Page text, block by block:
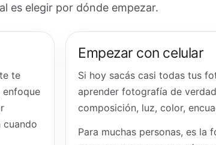
es elegir por dónde empezar.
te
enfoque
cuando
Empezar con celular
Si hoy sacás casi todas tus
aprender fotografía de
composición, luz, color,
Para muchas personas, es la